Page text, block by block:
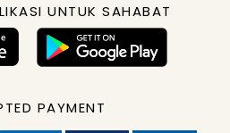
UNTUK SAHABAT
PAYMENT